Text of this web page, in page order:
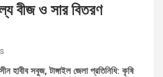
বীজ ও সার বিতরণ
হাবীব সবুজ, টাঙ্গাইল জেলা প্রতিনিধি: কৃষি